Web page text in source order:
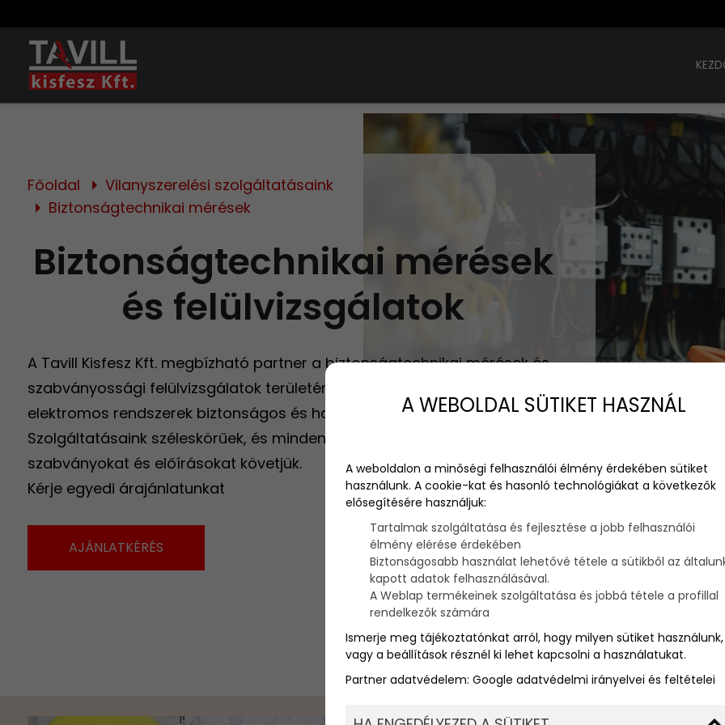
Főoldal
Vilanyszerelési szolgáltatásaink
Biztonságtechnikai mérések
Biztonságtechnikai mérések
és felülvizsgálatok
A Tavill Kisfesz Kft. megbízható partner a biztonságtechnikai mérések és
szabványossági felülvizsgálatok területén, amely elengedhetetlen az
elektromos rendszerek biztonságos és hatékony működéséhez.
Szolgáltatásaink széleskörűek, és minden esetben a legmagasabb ipari
szabványokat és előírásokat követjük.
Kérje egyedi árajánlatunkat
AJÁNLATKÉRÉS
A WEBOLDAL SÜTIKET HASZNÁL
A weboldalon a minőségi felhasználói élmény érdekében sütiket
használunk. A cookie-kat és hasonló technológiákat a következők
elősegítésére használjuk:
Tartalmak szolgáltatása és fejlesztése a jobb felhasználói
élmény elérése érdekében
Biztonságosabb használat lehetővé tétele a sütikből az
kapott adatok felhasználásával.
A Weblap termékeinek szolgáltatása és jobbá tétele a profillal
rendelkezők számára
Ismerje meg tájékoztatónkat arról, hogy milyen sütiket használunk,
vagy a beállítások résznél ki lehet kapcsolni a használatukat.
Partner adatvédelem: Google adatvédelmi irányelvei és feltételei